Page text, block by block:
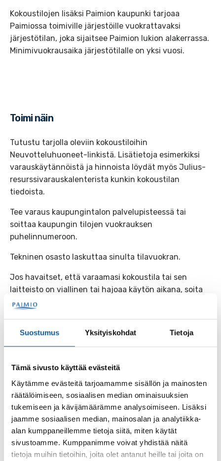
Suostumus Yksityiskohdat Tietoja
Tämä sivusto käyttää evästeitä
Käytämme evästeitä tarjoamamme sisällön ja mainosten
räätälöimiseen, sosiaalisen median ominaisuuksien
tukemiseen ja kävijämäärämme analysoimiseen. Lisäksi
jaamme sosiaalisen median, mainosalan ja analytiikka-
alan kumppaneillemme tietoja siitä, miten käytät
sivustoamme. Kumppanimme voivat yhdistää näitä
tietoja muihin tietoihin, joita olet antanut heille tai joita on
Kokoustilojen lisäksi Paimion kaupunki tarjoaa
Paimiossa toimiville järjestöille vuokrattavaksi
järjestötilan, joka sijaitsee Paimion lukion alakerrassa.
Minimivuokrausaika järjestötilalle on yksi vuosi.
Toimi näin
Tutustu tarjolla oleviin kokoustiloihin
Neuvotteluhuoneet-linkistä. Lisätietoja esimerkiksi
varauskäytännöistä ja hinnoista löydät myös Julius-
resurssivarauskalenterista kunkin kokoustilan
tiedoista.
Tee varaus kaupungintalon palvelupisteessä tai
soittaa kaupungin tilojen vuokrauksen
puhelinnumeroon.
Tekninen osasto laskuttaa sinulta tilavuokran.
Jos havaitset, että varaamasi kokoustila tai sen
laitteisto on viallinen tai hajoaa käytön aikana, soita
Paimion kaupungin kiinteistöpäivystykseen.
Yksityishenkilöt, yhdistykset ja yritykset voivat
vuokrata tiloja käyttöönsä.
Paimiossa toimivat järjestöt voivat vuosimaksua
vastaan saada käyttöönsä myös järjestötilan.
Palvelun maksullisuus
Palvelu on maksullinen